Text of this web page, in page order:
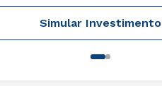
Simular Investimento